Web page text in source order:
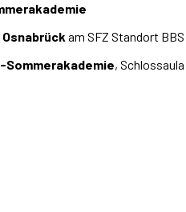
am SFZ Standort
Sommerakademie,